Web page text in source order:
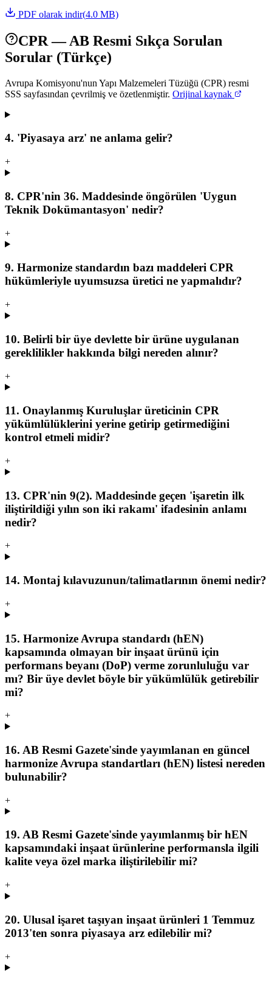
PDF olarak indir(4.0 MB)
CPR — AB Resmi Sıkça Sorulan
Sorular (Türkçe)
Avrupa Komisyonu'nun Yapı Malzemeleri Tüzüğü (CPR) resmi
SSS sayfasından çevrilmiş ve özetlenmiştir. Orijinal kaynak
4. 'Piyasaya arz' ne anlama gelir?
+
8. CPR'nin 36. Maddesinde öngörülen 'Uygun
Teknik Dokümantasyon' nedir?
+
9. Harmonize standardın bazı maddeleri CPR
hükümleriyle uyumsuzsa üretici ne yapmalıdır?
+
10. Belirli bir üye devlette bir ürüne uygulanan
gereklilikler hakkında bilgi nereden alınır?
+
11. Onaylanmış Kuruluşlar üreticinin CPR
yükümlülüklerini yerine getirip getirmediğini
kontrol etmeli midir?
+
13. CPR'nin 9(2). Maddesinde geçen 'işaretin ilk
iliştirildiği yılın son iki rakamı' ifadesinin anlamı
nedir?
+
14. Montaj kılavuzunun/talimatlarının önemi nedir?
+
15. Harmonize Avrupa standardı (hEN)
kapsamında olmayan bir inşaat ürünü için
performans beyanı (DoP) verme zorunluluğu var
mı? Bir üye devlet böyle bir yükümlülük getirebilir
mi?
+
16. AB Resmi Gazete'sinde yayımlanan en güncel
harmonize Avrupa standartları (hEN) listesi nereden
bulunabilir?
+
19. AB Resmi Gazete'sinde yayımlanmış bir hEN
kapsamındaki inşaat ürünlerine performansla ilgili
kalite veya özel marka iliştirilebilir mi?
+
20. Ulusal işaret taşıyan inşaat ürünleri 1 Temmuz
2013'ten sonra piyasaya arz edilebilir mi?
+